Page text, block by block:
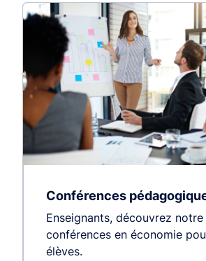
Conférences
Enseignants, découvrez
conférences en économie
élèves.